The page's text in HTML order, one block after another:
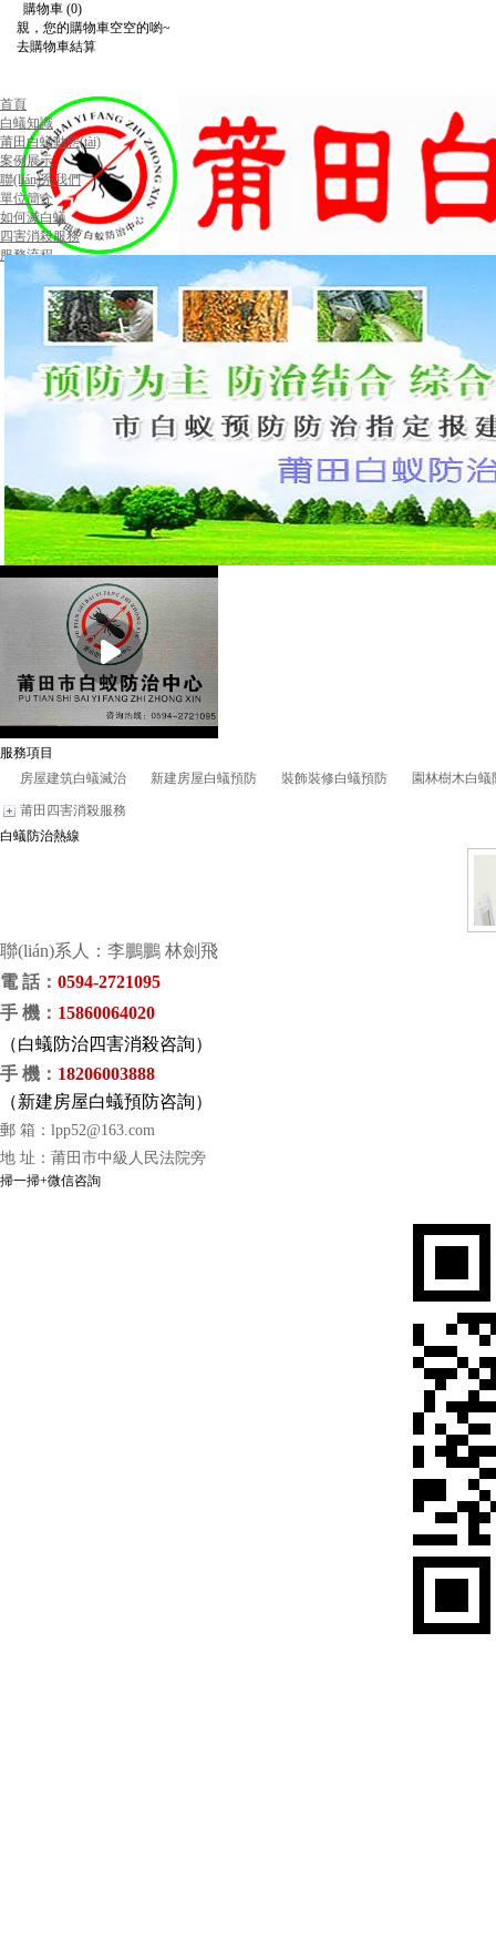
購物車 (0)
親，您的購物車空空的喲~
去購物車結算
首頁
白蟻知識
莆田白蟻動態(tài)
案例展示
聯(lián)系我們
單位簡介
如何滅白蟻
四害消殺服務
服務流程
服務項目
房屋建筑白蟻滅治
新建房屋白蟻預防 裝飾裝修白蟻預防 園林樹木白蟻
莆田四害消殺服務
白蟻防治熱線
聯(lián)系人：李鵬鵬 林劍飛
電 話 ： 0594-2721095
手 機 ： 15860064020
（白蟻防治四害消殺咨詢）
手 機 ： 18206003888
（新建房屋白蟻預防咨詢）
郵 箱： lpp52@163.com
地 址：莆田市中級人民法院旁
掃一掃+微信咨詢